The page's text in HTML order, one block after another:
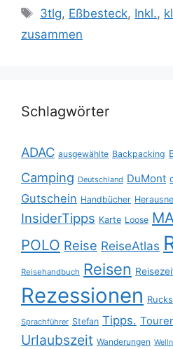
Schlagwörter
3tlg, Eßbesteck, Inkl.,
zusammen
Schlagwörter
ADAC ausgewählte Backpacking
Camping Deutschland DuMont
Gutschein Handbücher
InsiderTipps Karte Loose
POLO Reise ReiseAtlas
Reisehandbuch Reisen
Rezessionen
Sprachführer Stefan Tipps.
Urlaubszeit Wanderungen